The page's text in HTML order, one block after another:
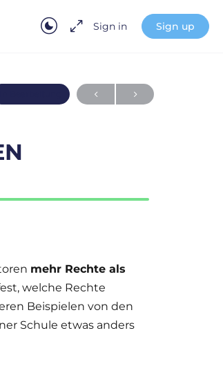
Sign in Sign up
mehr Rechte als
welche Rechte
Beispielen von den
Schule etwas anders